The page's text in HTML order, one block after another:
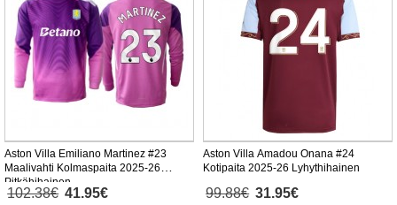
Aston Villa Emiliano Martinez #23
Maalivahti Kolmaspaita 2025-26
Pitkähihainen
102.38€ 41.95€
Aston Villa Amadou Onana #24
Kotipaita 2025-26 Lyhythihainen
99.88€ 31.95€